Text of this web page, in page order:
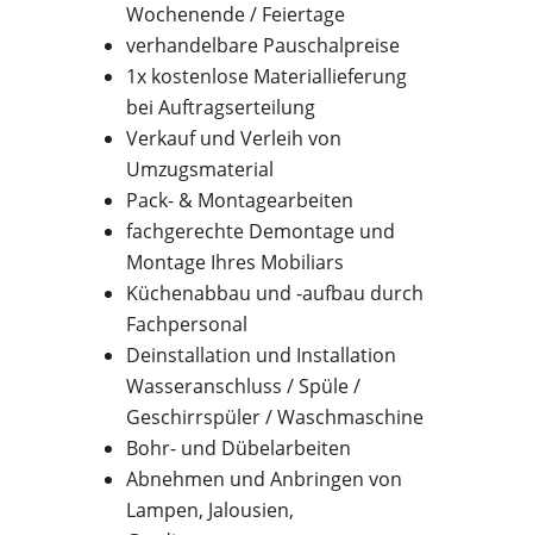
Wochenende / Feiertage
verhandelbare Pauschalpreise
1x kostenlose Materiallieferung
bei Auftragserteilung
Verkauf und Verleih von
Umzugsmaterial
Pack- & Montagearbeiten
fachgerechte Demontage und
Montage Ihres Mobiliars
Küchenabbau und -aufbau durch
Fachpersonal
Deinstallation und Installation
Wasseranschluss / Spüle /
Geschirrspüler / Waschmaschine
Bohr- und Dübelarbeiten
Abnehmen und Anbringen von
Lampen, Jalousien,